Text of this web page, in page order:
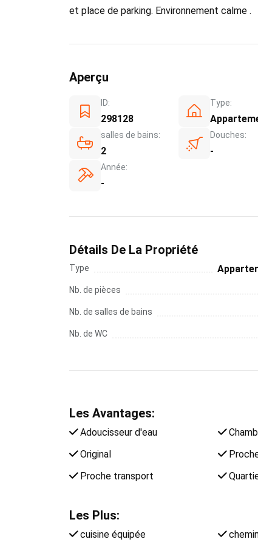
et place de parking. Environnement calme .
Aperçu
ID:
298128
Type:
salles de bains:
2
Douches:
-
Année:
-
Détails De La Propriété
Type
Nb. de pièces
Nb. de salles de bains
Nb. de WC
Les Avantages:
Adoucisseur d'eau
Original
Proche transport
Les Plus:
cuisine équipée